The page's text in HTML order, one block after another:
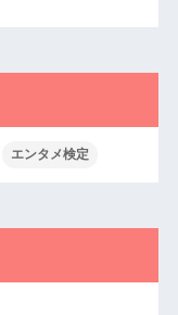
エンタメ検定